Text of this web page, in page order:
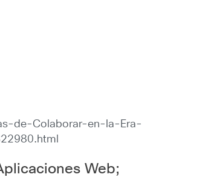
de-Colaborar-en-la-Era-
Web;